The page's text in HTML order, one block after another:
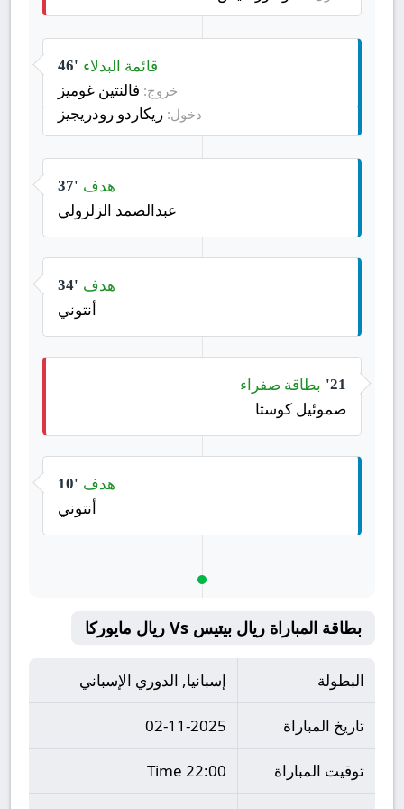
46' قائمة البدلاء
خروج: فالنتين غوميز
دخول: ريكاردو رودريجيز
37' هدف
عبدالصمد الزلزولي
34' هدف
أنتوني
21' بطاقة صفراء
صموئيل كوستا
10' هدف
أنتوني
بطاقة المباراة ريال بيتيس Vs ريال مايوركا
البطولة إسبانيا, الدوري الإسباني
تاريخ المباراة 02-11-2025
توقيت المباراة 22:00 Time